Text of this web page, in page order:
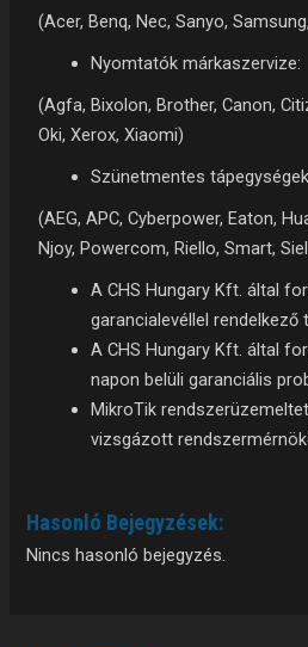
(Acer, Benq, Nec, Sanyo,
Nyomtatók márkaszervize:
(Agfa, Bixolon, Brother, Canon,
Oki, Xerox, Xiaomi)
Szünetmentes
(AEG, APC, Cyberpower, Eaton,
Njoy, Powercom, Riello, Smart,
A CHS Hungary Kft. által
garancialevéllel rendelkező
A CHS Hungary Kft. által
napon belüli garanciális
MikroTik
vizsgázott
Hasonló Bejegyzések:
Nincs hasonló bejegyzés.